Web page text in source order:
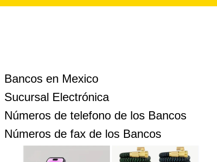
Bancos en Mexico
Sucursal Electrónica
Números de telefono de los Bancos
Números de fax de los Bancos